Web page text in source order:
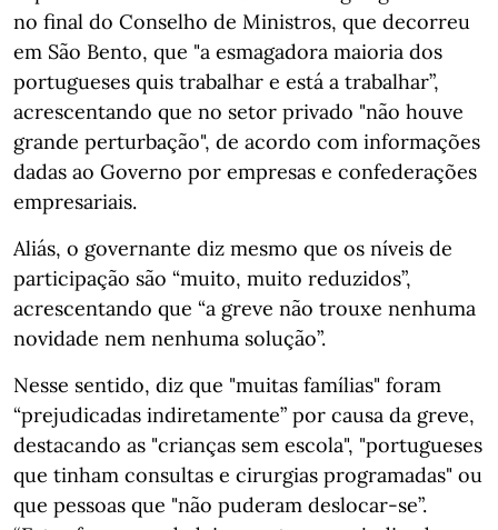
no final do Conselho de Ministros, que decorreu
em São Bento, que "a esmagadora maioria dos
portugueses quis trabalhar e está a trabalhar”,
acrescentando que no setor privado "não houve
grande perturbação", de acordo com informações
dadas ao Governo por empresas e confederações
empresariais.
Aliás, o governante diz mesmo que os níveis de
participação são “muito, muito reduzidos”,
acrescentando que “a greve não trouxe nenhuma
novidade nem nenhuma solução”.
Nesse sentido, diz que "muitas famílias" foram
“prejudicadas indiretamente” por causa da greve,
destacando as "crianças sem escola", "portugueses
que tinham consultas e cirurgias programadas" ou
que pessoas que "não puderam deslocar-se”.